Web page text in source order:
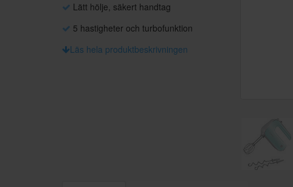
Lätt hölje, säkert handtag
5 hastigheter och turbofunktion
Läs hela produktbeskrivningen